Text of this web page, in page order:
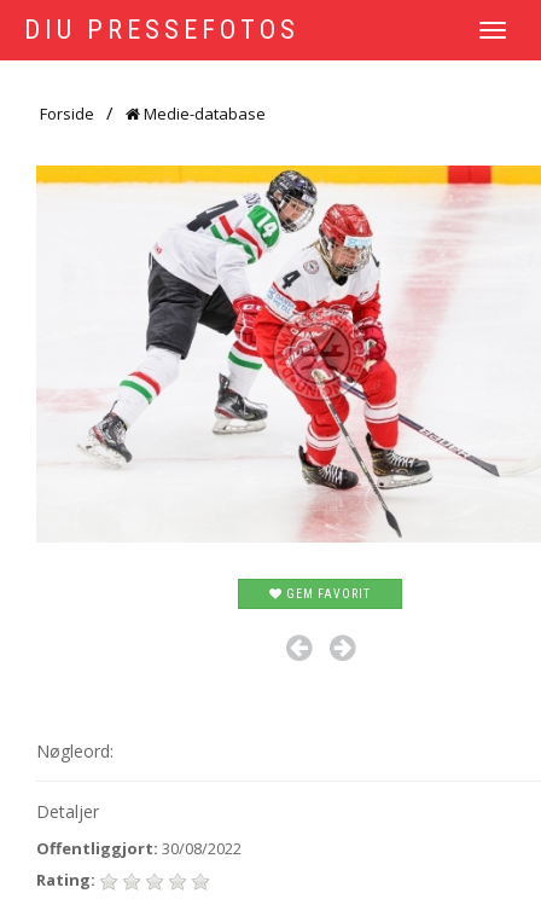
DIU PRESSEFOTOS
TOGGLE
Forside Medie-database
GEM FAVORIT
Nøgleord:
Detaljer
Offentliggjort: 30/08/2022
Rating: